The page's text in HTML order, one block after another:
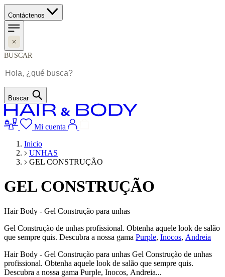
Contáctenos
BUSCAR
Buscar
Mi cuenta
Inicio
UNHAS
GEL CONSTRUÇÃO
GEL CONSTRUÇÃO
Hair Body - Gel Construção para unhas
Gel Construção de unhas profissional. Obtenha aquele look de salão
que sempre quis. Descubra a nossa gama Purple, Inocos, Andreia
Hair Body - Gel Construção para unhas Gel Construção de unhas
profissional. Obtenha aquele look de salão que sempre quis.
Descubra a nossa gama Purple, Inocos, Andreia...